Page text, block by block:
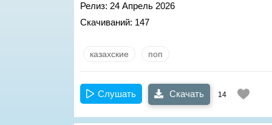
Релиз: 24 Апрель 2026
Скачиваний: 147
казахские поп
Слушать Скачать 14